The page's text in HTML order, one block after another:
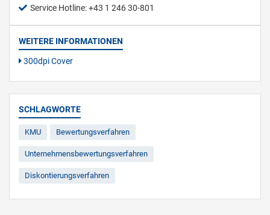
Service Hotline: +43 1 246 30-801
WEITERE INFORMATIONEN
300dpi Cover
SCHLAGWORTE
KMU Bewertungsverfahren
Unternehmensbewertungsverfahren
Diskontierungsverfahren